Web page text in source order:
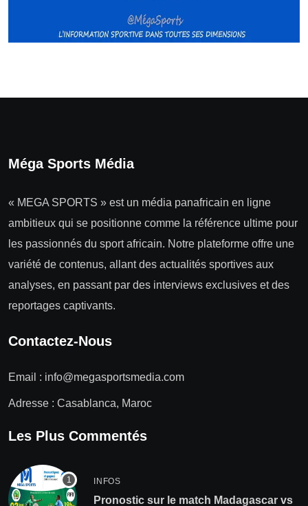
Méga Sports Média
« MEGA SPORTS » est un média panafricain en ligne
ambitieux qui se positionne comme la référence ultime pour
les passionnés du sport africain. Notre plateforme offre une
variété de contenus, allant des actualités sportives aux
analyses, en passant par des interviews exclusives et des
reportages captivants.
Contactez-Nous
Email : info@megasportsmedia.com
Adresse : Casablanca, Maroc
Les Plus Commentés
INFOS
Pronostic sur le match Madagascar vs